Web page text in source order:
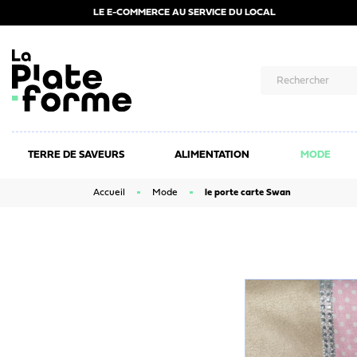
LE E-COMMERCE AU SERVICE DU LOCAL
TERRE DE SAVEURS ALIMENTATION MODE
Accueil Mode le porte carte Swan